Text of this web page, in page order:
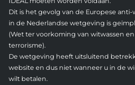
Dit is het gevolg van de Europese
in de Nederlandse wetgeving is
(Wet ter voorkoming van witwassen
terrorisme).
De wetgeving heeft uitsluitend
website en dus niet wanneer u in de
wilt betalen.